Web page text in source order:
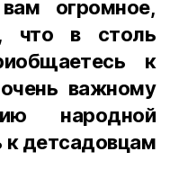
огромное,
что в столь
к
важному
народной
к детсадовцам